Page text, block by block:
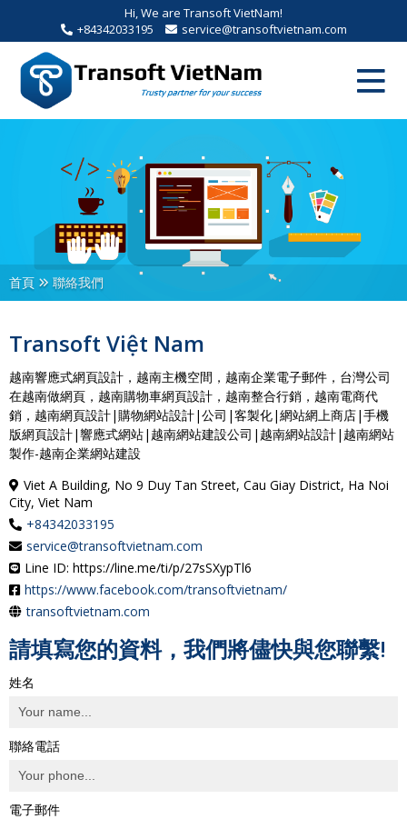
Hi, We are Transoft VietNam!
+84342033195
service@transoftvietnam.com
首頁 聯絡我們
Transoft Việt Nam
越南響應式網頁設計，越南主機空間，越南企業電子郵件，台灣公司
在越南做網頁，越南購物車網頁設計，越南整合行銷，越南電商代
銷，越南網頁設計|購物網站設計|公司|客製化|網站網上商店|手機
版網頁設計|響應式網站|越南網站建設公司|越南網站設計|越南網站
製作-越南企業網站建設
Viet A Building, No 9 Duy Tan Street, Cau Giay District, Ha Noi
City, Viet Nam
+84342033195
service@transoftvietnam.com
Line ID: https://line.me/ti/p/27sSXypTl6
https://www.facebook.com/transoftvietnam/
transoftvietnam.com
請填寫您的資料，我們將儘快與您聯繫!
姓名
聯絡電話
電子郵件